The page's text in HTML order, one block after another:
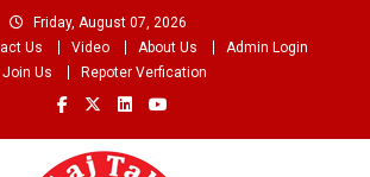
Friday, August 07, 2026
Us Video About Us
Admin Login
Join Us
Repoter Verfication